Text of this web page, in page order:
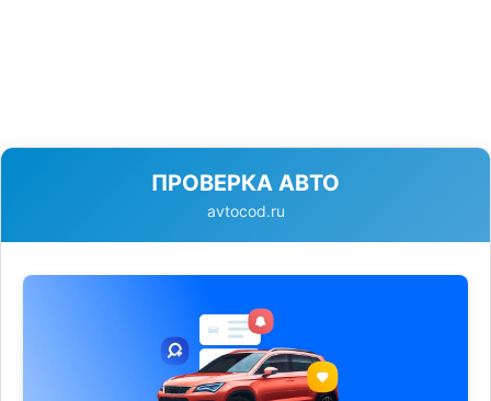
ПРОВЕРКА АВТО
avtocod.ru